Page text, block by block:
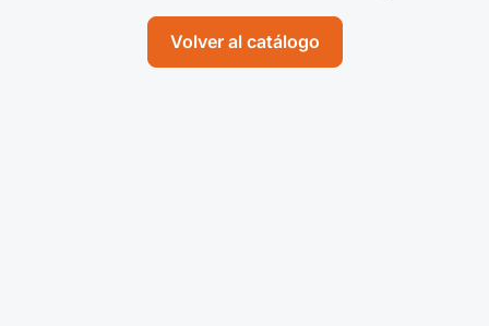
Volver al catálogo